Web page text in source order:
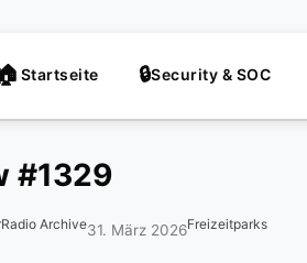
Startseite Security & SOC
#1329
Archive31. März 2026Freizeitparks